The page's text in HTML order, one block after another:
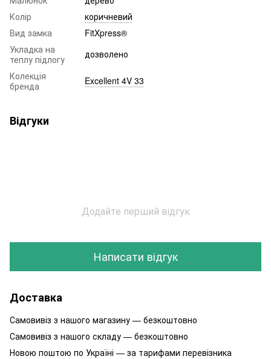
Колір
коричневий
Вид замка
FitXpress®
Укладка на
теплу підлогу
дозволено
Колекція
бренда
Excellent 4V 33
Відгуки
Додайте перший відгук
Написати відгук
Доставка
Самовивіз з нашого магазину — безкоштовно
Самовивіз з нашого складу — безкоштовно
Новою поштою по Україні — за тарифами перевізника